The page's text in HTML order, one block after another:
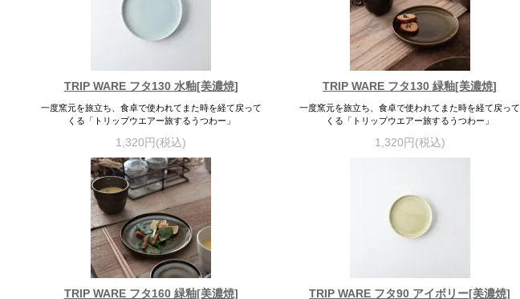
TRIP WARE フタ130 水釉[美濃焼]
一度窯元を旅立ち、食卓で使われてまた時を経て戻って
くる「トリップウエアー旅するうつわー」
1,320円(税込)
TRIP WARE フタ130 緑釉[美濃焼]
一度窯元を旅立ち、食卓で使われてまた時を経て戻って
くる「トリップウエアー旅するうつわー」
1,320円(税込)
TRIP WARE フタ160 緑釉[美濃焼] TRIP WARE フタ90 アイボリー[美濃焼]